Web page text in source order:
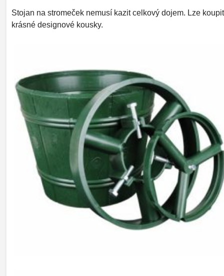
Stojan na stromeček nemusí kazit celkový dojem. Lze koupit
krásné designové kousky.